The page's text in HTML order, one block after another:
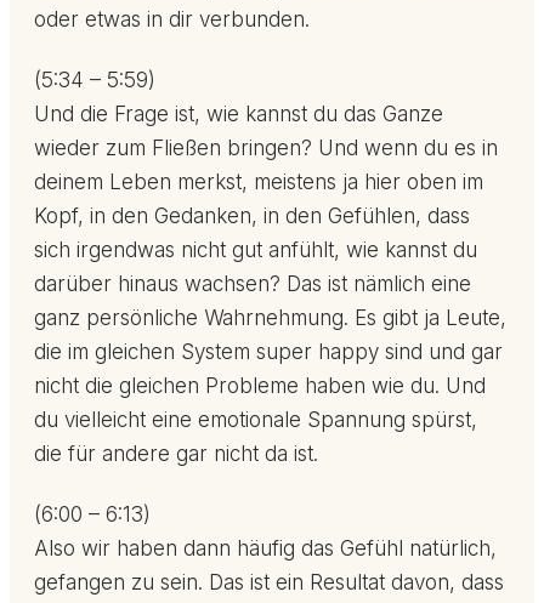
oder etwas in dir verbunden.
(5:34 – 5:59)
Und die Frage ist, wie kannst du das Ganze
wieder zum Fließen bringen? Und wenn du es in
deinem Leben merkst, meistens ja hier oben im
Kopf, in den Gedanken, in den Gefühlen, dass
sich irgendwas nicht gut anfühlt, wie kannst du
darüber hinaus wachsen? Das ist nämlich eine
ganz persönliche Wahrnehmung. Es gibt ja Leute,
die im gleichen System super happy sind und gar
nicht die gleichen Probleme haben wie du. Und
du vielleicht eine emotionale Spannung spürst,
die für andere gar nicht da ist.
(6:00 – 6:13)
Also wir haben dann häufig das Gefühl natürlich,
gefangen zu sein. Das ist ein Resultat davon, dass